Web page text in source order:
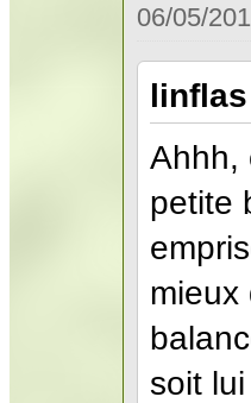
06/05/
Ahhh,
petite
mieux
soit